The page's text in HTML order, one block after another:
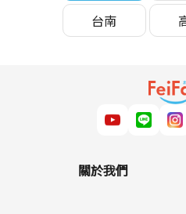
台南
關於我們